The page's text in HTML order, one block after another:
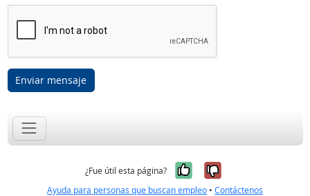
Enviar mensaje
¿Fue útil esta página? Sí, fue útil
No, no fue
Ayuda para personas que buscan empleo • Contáctenos